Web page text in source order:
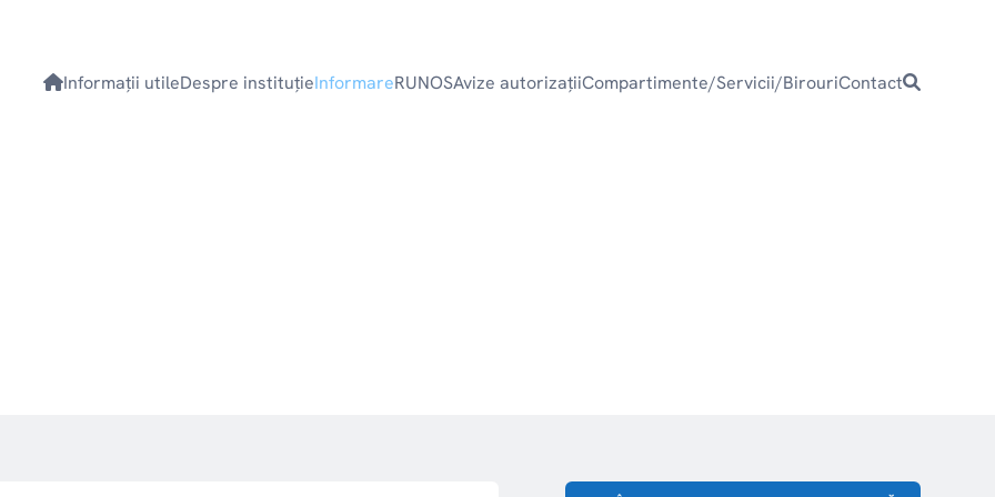
Informaţii utileDespre instituţieInformareRUNOSAvize autorizaţiiCompartimente/Servicii/BirouriContact